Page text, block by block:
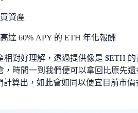
資產
達 60% APY 的 ETH 年化報酬
相對好理解，透過提供像是 $ETH 的
，時間一到我們便可以拿回比原先還
計算出，如此會如同以便宜目前市價